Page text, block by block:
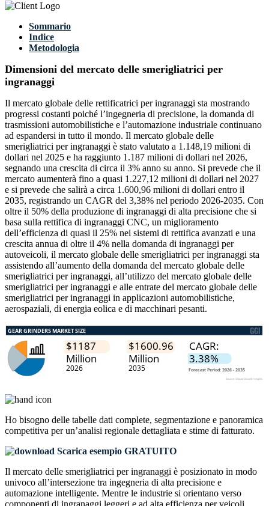
Sommario
Indice
Metodologia
Dimensioni del mercato delle smerigliatrici per
ingranaggi
Il mercato globale delle rettificatrici per ingranaggi sta mostrando
progressi costanti poiché l’ingegneria di precisione, la domanda di
trasmissioni automobilistiche e l’automazione industriale continuano
ad espandersi in tutto il mondo. Il mercato globale delle
smerigliatrici per ingranaggi è stato valutato a 1.148,19 milioni di
dollari nel 2025 e ha raggiunto 1.187 milioni di dollari nel 2026,
segnando una crescita di circa il 3% anno su anno. Si prevede che il
mercato aumenterà fino a quasi 1.227,12 milioni di dollari nel 2027
e si prevede che salirà a circa 1.600,96 milioni di dollari entro il
2035, registrando un CAGR del 3,38% nel periodo 2026-2035. Con
oltre il 50% della produzione di ingranaggi di alta precisione che si
basa sulla rettifica di ingranaggi CNC, un miglioramento
dell’efficienza di quasi il 25% nei sistemi di rettifica avanzati e una
crescita annua di oltre il 4% nella domanda di ingranaggi per
autoveicoli, il mercato globale delle smerigliatrici per ingranaggi sta
assistendo all’aumento della domanda del mercato globale delle
smerigliatrici per ingranaggi, all’utilizzo del mercato globale delle
smerigliatrici per ingranaggi e alle entrate del mercato globale delle
smerigliatrici per ingranaggi in applicazioni automobilistiche,
aerospaziali, di energia eolica e di macchinari pesanti.
Ho bisogno delle tabelle dati complete, segmentazione e panoramica
competitiva per un’analisi regionale dettagliata e stime di fatturato.
Scarica esempio GRATUITO
Il mercato delle smerigliatrici per ingranaggi è posizionato in modo
univoco all’intersezione tra ingegneria di alta precisione e
automazione intelligente. Mentre le industrie si orientano verso